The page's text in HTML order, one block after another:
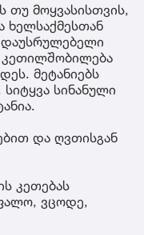
თუ მოყვასისთვის,
ხელსაქმესთან
დაუსრულებელი
კეთილშობილება
მეტანიებს
სინანული
და ღვთისგან
კეთებას
ვცოდე,